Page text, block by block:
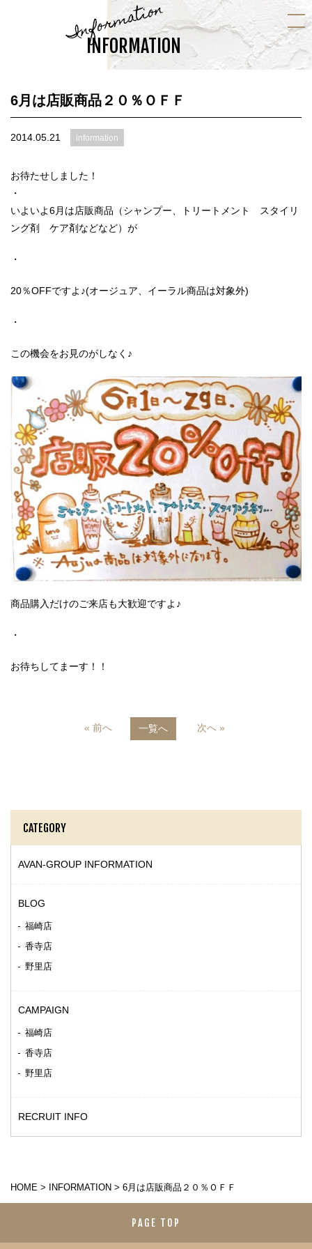
Information
INFORMATION
6月は店販商品２０％ＯＦＦ
2014.05.21 information
お待たせしました！
・
いよいよ6月は店販商品（シャンプー、トリートメント スタイリ
ング剤 ケア剤などなど）が
・
20％OFFですよ♪(オージュア、イーラル商品は対象外)
・
この機会をお見のがしなく♪
商品購入だけのご来店も大歓迎ですよ♪
・
お待ちしてまーす！！
« 前へ 一覧へ 次へ »
CATEGORY
AVAN-GROUP INFORMATION
BLOG
福崎店
香寺店
野里店
CAMPAIGN
福崎店
香寺店
野里店
RECRUIT INFO
HOME > INFORMATION > 6月は店販商品２０％ＯＦＦ
PAGE TOP